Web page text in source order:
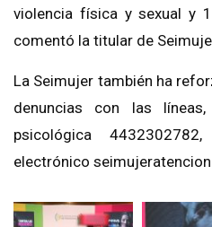
violencia física y sexual y
comentó la titular de
La Seimujer también ha
denuncias con las
psicológica
electrónico